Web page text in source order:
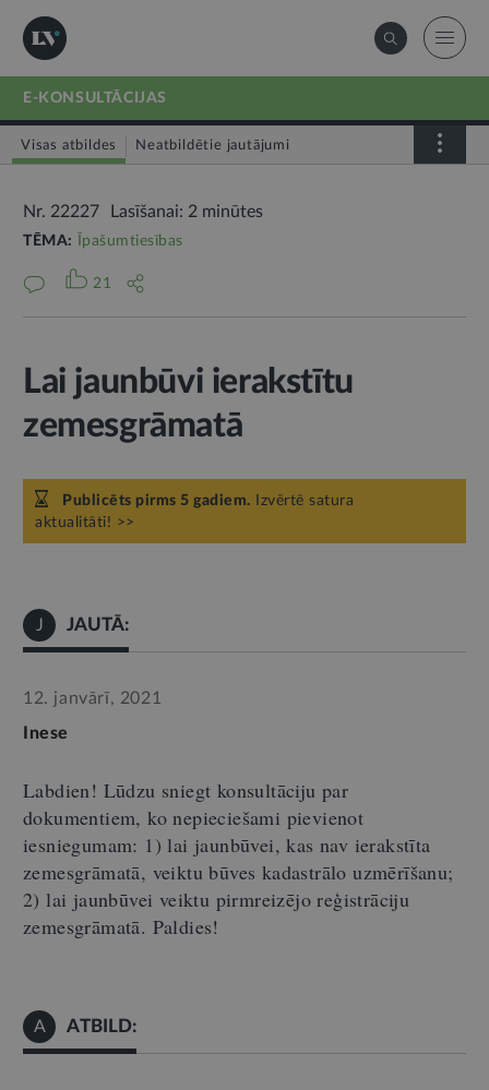
E-KONSULTĀCIJAS
Visas atbildes Neatbildētie jautājumi
Nr. 22227 Lasīšanai: 2 minūtes
TĒMA: Īpašumtiesības
21
Lai jaunbūvi ierakstītu
zemesgrāmatā
Publicēts pirms 5 gadiem. Izvērtē satura
aktualitāti! >>
J JAUTĀ:
12. janvārī, 2021
Inese
Labdien! Lūdzu sniegt konsultāciju par
dokumentiem, ko nepieciešami pievienot
iesniegumam: 1) lai jaunbūvei, kas nav ierakstīta
zemesgrāmatā, veiktu būves kadastrālo uzmērīšanu;
2) lai jaunbūvei veiktu pirmreizējo reģistrāciju
zemesgrāmatā. Paldies!
A ATBILD: